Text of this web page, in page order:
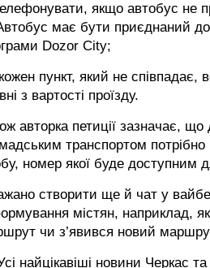
якщо автобус не
має бути приєднаний
Dozor City;
пункт, який не співпадає,
з вартості проїзду.
авторка петиції зазначає,
транспортом потрібно
номер якої буде доступним
створити ще й чат у
містян, наприклад,
чи з’явився новий
найцікавіші новини Черкас